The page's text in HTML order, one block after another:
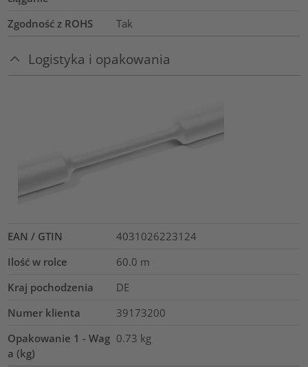
Zgodność z ROHS
Tak
Logistyka i opakowania
EAN / GTIN
4031026223124
Ilość w rolce
60.0 m
Kraj pochodzenia
DE
Numer klienta
39173200
Opakowanie 1 - Wag
a (kg)
0.73 kg